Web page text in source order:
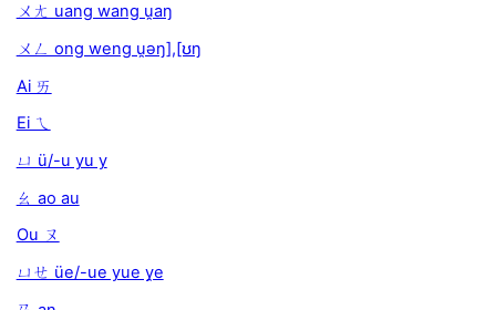
ㄨㄤ uang wang u̯aŋ
ㄨㄥ ong weng u̯əŋ],[ʊŋ
Ai ㄞ
Ei ㄟ
ㄩ ü/-u yu y
ㄠ ao au
Ou ㄡ
ㄩㄝ üe/-ue yue y̯e